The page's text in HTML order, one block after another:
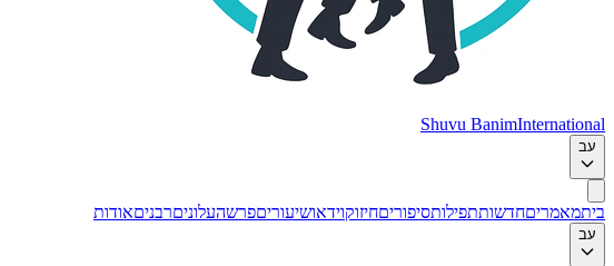
Shuvu BanimInternational
עב
ביתמאמריםחדשותתפילותסיפוריםחיזוקוידאושיעוריםפרשהעלוניםרבניםאודות
עב